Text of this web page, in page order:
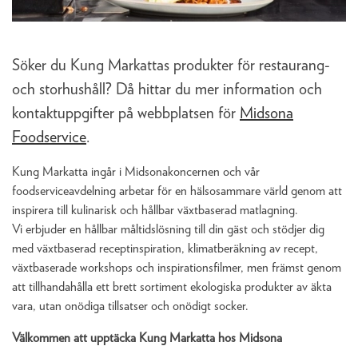
Söker du Kung Markattas produkter för restaurang-
och storhushåll? Då hittar du mer information och
kontaktuppgifter på webbplatsen för Midsona
Foodservice.
Kung Markatta ingår i Midsonakoncernen och vår
foodserviceavdelning arbetar för en hälsosammare värld genom att
inspirera till kulinarisk och hållbar växtbaserad matlagning.
Vi erbjuder en hållbar måltidslösning till din gäst och stödjer dig
med växtbaserad receptinspiration, klimatberäkning av recept,
växtbaserade workshops och inspirationsfilmer, men främst genom
att tillhandahålla ett brett sortiment ekologiska produkter av äkta
vara, utan onödiga tillsatser och onödigt socker.
Välkommen att upptäcka Kung Markatta hos Midsona